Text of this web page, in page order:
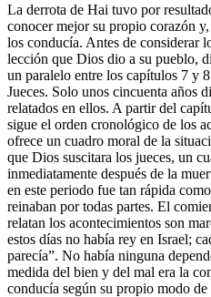
La derrota de Hai tuvo por
conocer mejor su propio corazón
los conducía. Antes de considerar
lección que Dios dio a su pueblo,
un paralelo entre los capítulos 7 y
Jueces. Solo unos cincuenta años
relatados en ellos. A partir del
sigue el orden cronológico de los
ofrece un cuadro moral de la
que Dios suscitara los jueces, un
inmediatamente después de la
en este periodo fue tan rápida
reinaban por todas partes. El
relatan los acontecimientos son
estos días no había rey en Israel;
parecía”. No había ninguna
medida del bien y del mal era la
conducía según su propio modo de